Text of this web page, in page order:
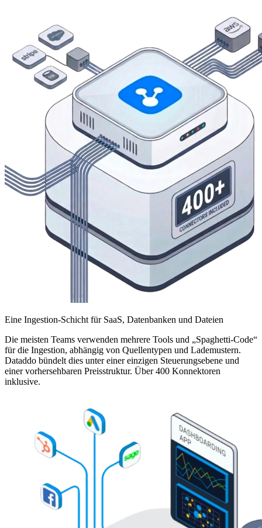
Eine Ingestion-Schicht für SaaS, Datenbanken und Dateien
Die meisten Teams verwenden mehrere Tools und „Spaghetti-Code“
für die Ingestion, abhängig von Quellentypen und Lademustern.
Dataddo bündelt dies unter einer einzigen Steuerungsebene und
einer vorhersehbaren Preisstruktur. Über 400 Konnektoren
inklusive.